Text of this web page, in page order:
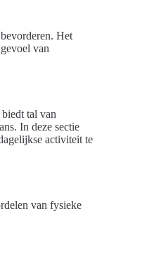
Het
van
tal van
In deze sectie
activiteit te
van fysieke